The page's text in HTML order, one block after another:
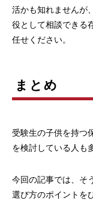
活かも知れませんが
役として相談できる
任せください。
まとめ
受験生の子供を持つ
を検討している人も
今回の記事では、そ
選び方のポイントを